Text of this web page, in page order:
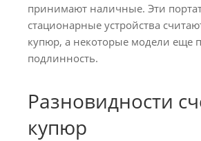
принимают наличные. Эти
стационарные устройства
купюр, а некоторые модели еще
подлинность.
Разновидности
купюр